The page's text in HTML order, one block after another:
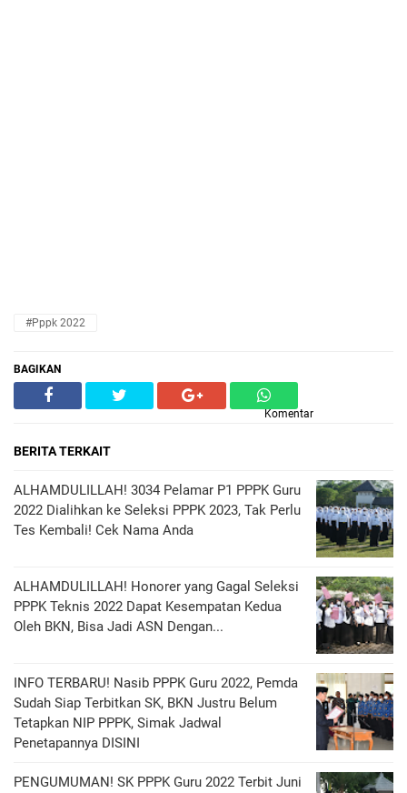
#pppk 2022
BAGIKAN
Komentar
BERITA TERKAIT
ALHAMDULILLAH! 3034 Pelamar P1 PPPK Guru
2022 Dialihkan ke Seleksi PPPK 2023, Tak Perlu
Tes Kembali! Cek Nama Anda
ALHAMDULILLAH! Honorer yang Gagal Seleksi
PPPK Teknis 2022 Dapat Kesempatan Kedua
Oleh BKN, Bisa Jadi ASN Dengan...
INFO TERBARU! Nasib PPPK Guru 2022, Pemda
Sudah Siap Terbitkan SK, BKN Justru Belum
Tetapkan NIP PPPK, Simak Jadwal
Penetapannya DISINI
PENGUMUMAN! SK PPPK Guru 2022 Terbit Juni